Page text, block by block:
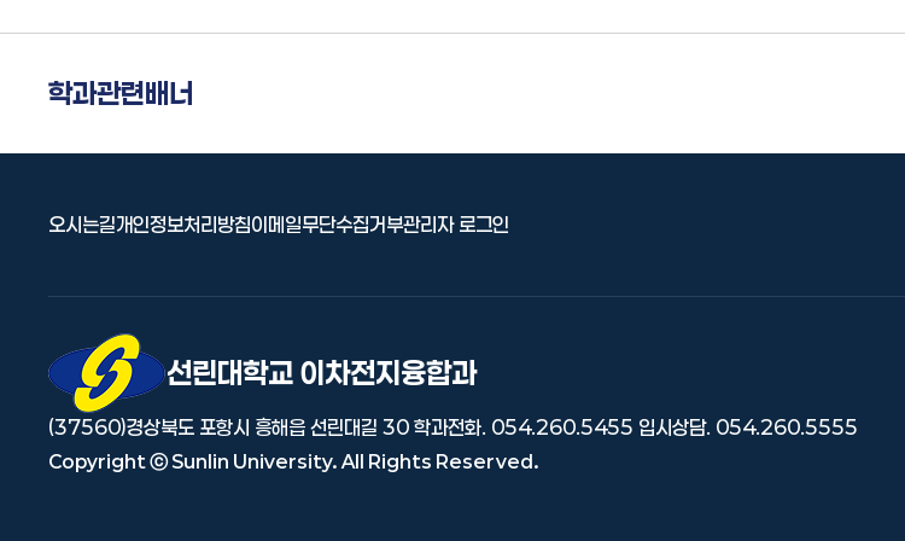
학과관련배너
오시는길개인정보처리방침이메일무단수집거부관리자 로그인
선린대 로고
선린대학교 이차전지융합과
(37560)경상북도 포항시 흥해읍 선린대길 30 학과전화. 054.260.5455 입시상담. 054.260.5555
Copyright ⓒ Sunlin University. All Rights Reserved.